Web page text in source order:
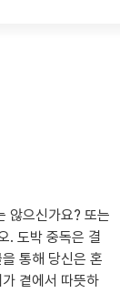
않으신가요? 또는
. 도박 중독은 결
통해 당신은 혼
곁에서 따뜻하